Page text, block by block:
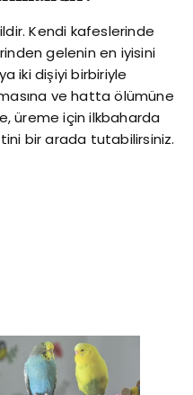
Kendi kafeslerinde
gelenin en iyisini
iki dişiyi birbiriyle
ve hatta ölümüne
üreme için ilkbaharda
bir arada tutabilirsiniz.